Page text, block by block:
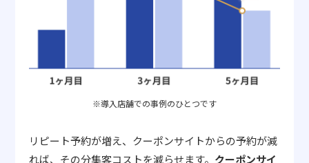
※導入店舗での事例のひとつです
リピート予約が増え、クーポンサイトからの予約が減
れば、その分集客コストを減らせます。 クーポンサイ